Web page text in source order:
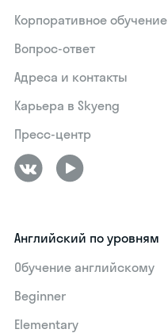
Корпоративное обучение
Вопрос-ответ
Адреса и контакты
Карьера в Skyeng
Пресс-центр
Английский по уровням
Обучение английскому
Beginner
Elementary